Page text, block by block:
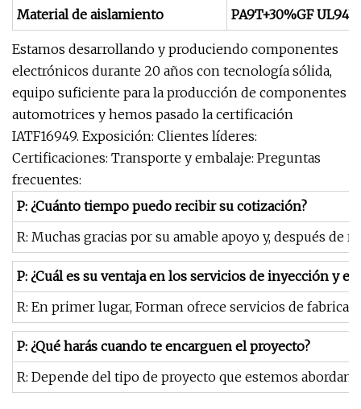
Material de aislamiento
PA9T+30%GF
Estamos desarrollando y produciendo componentes
electrónicos durante 20 años con tecnología sólida,
equipo suficiente para la producción de componentes
automotrices y hemos pasado la certificación
IATF16949. Exposición: Clientes líderes:
Certificaciones: Transporte y embalaje: Preguntas
frecuentes:
P: ¿Cuánto tiempo puedo recibir su cotización?
R: Muchas gracias por su amable apoyo y, después
P: ¿Cuál es su ventaja en los servicios de inyección y
R: En primer lugar, Forman ofrece servicios de
P: ¿Qué harás cuando te encarguen el proyecto?
R: Depende del tipo de proyecto que estemos